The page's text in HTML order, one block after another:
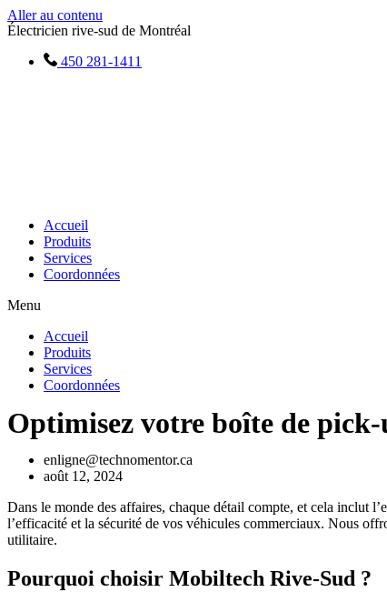
Aller au contenu
Électricien rive-sud de Montréal
450 281-1411
Accueil
Produits
Services
Coordonnées
Menu
Accueil
Produits
Services
Coordonnées
Optimisez votre boîte de
enligne@technomentor.ca
août 12, 2024
Dans le monde des affaires, chaque détail compte, et cela inclut
l’efficacité et la sécurité de vos véhicules commerciaux. Nous
utilitaire.
Pourquoi choisir Mobiltech Rive-Sud ?